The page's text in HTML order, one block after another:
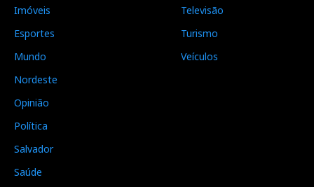
Imóveis
Esportes
Mundo
Nordeste
Opinião
Política
Salvador
Saúde
Televisão
Turismo
Veículos